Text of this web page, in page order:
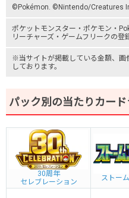
©Pokémon. ©Nintendo/Creatures
ポケットモンスター ・ポケモン・
リーチャーズ ・ ゲームフリークの登
※当サイトが掲載している金額、画
しております。
パック別の当たりカー
30周年
セレブレーション
ストー